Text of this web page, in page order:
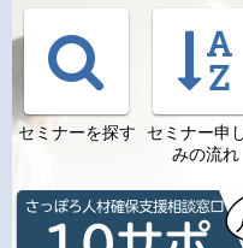
セミナーを探す セミナー申
みの流れ